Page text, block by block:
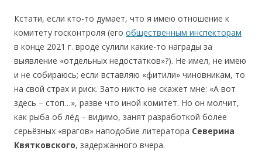
Кстати, если кто-то думает, что я имею отношение к
комитету госконтроля (его общественным инспекторам
в конце 2021 г. вроде сулили какие-то награды за
выявление «отдельных недостатков»?). Не имел, не имею
и не собираюсь; если вставляю «фитили» чиновникам, то
на свой страх и риск. Зато никто не скажет мне: «А вот
здесь – стоп…», разве что иной комитет. Но он молчит,
как рыба об лёд – видимо, занят разработкой более
серьёзных «врагов» наподобие литератора Северина
Квятковского, задержанного вчера.